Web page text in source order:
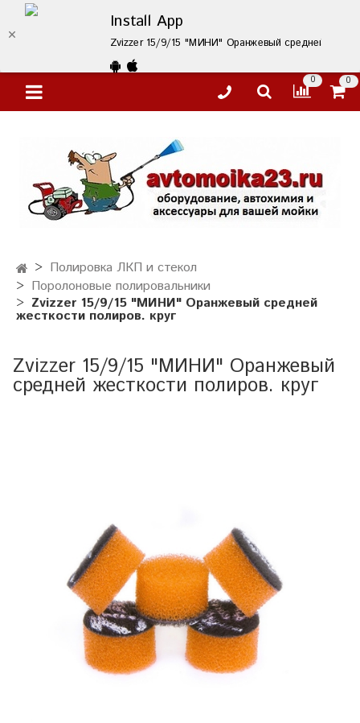
Install App
Zvizzer 15/9/15 "МИНИ" Оранжевый средней
0 0
Полировка ЛКП и стекол
Поролоновые полировальники
Zvizzer 15/9/15 "МИНИ" Оранжевый средней
жесткости полиров. круг
Zvizzer 15/9/15 "МИНИ" Оранжевый
средней жесткости полиров. круг